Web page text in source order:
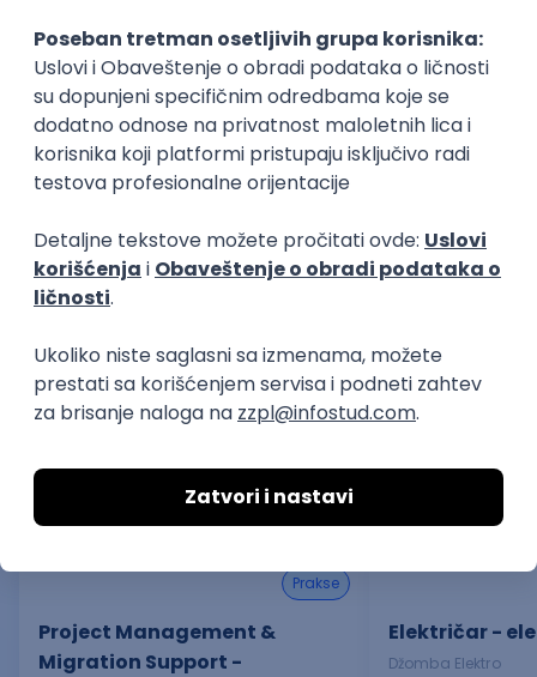
Zanimanja posle studija
elektrotehnika elektrotehnika
Poslovi posle studija
prakse
Project Management &
Migration Support -
Električar -
Džomba Elektro